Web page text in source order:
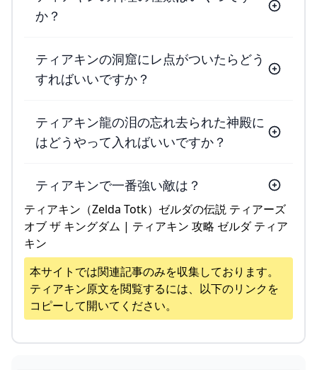
か？
ティアキンの洞窟にレ点がついたらどう
すればいいですか？
ティアキン龍の泪の忘れ去られた神殿に
はどうやって入ればいいですか？
ティアキンで一番強い敵は？
ティアキン（Zelda Totk）ゼルダの伝説 ティアーズ
オブ ザ キングダム | ティアキン 攻略 ゼルダ ティア
キン
本サイトでは関連記事のみを収集しております。
ティアキン原文を閲覧するには、以下のリンクを
コピーして開いてください。